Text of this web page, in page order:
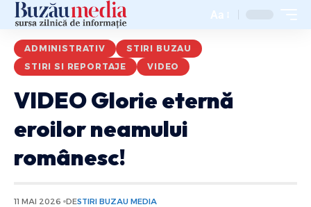
Aa
ADMINISTRATIV
STIRI BUZAU
STIRI SI REPORTAJE
VIDEO
VIDEO Glorie eternă
eroilor neamului
românesc!
11 MAI 2026 DESTIRI BUZAU MEDIA